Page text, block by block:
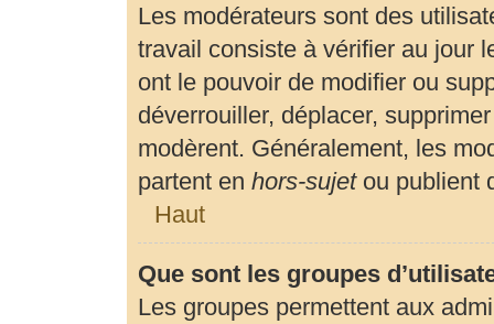
Les modérateurs sont des
travail consiste à vérifier au jour
ont le pouvoir de modifier ou
déverrouiller, déplacer,
modèrent. Généralement, les
partent en hors-sujetou publient
Haut
Que sont les groupes
Les groupes permettent aux